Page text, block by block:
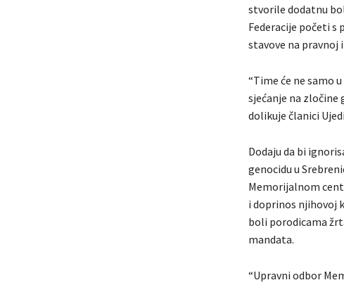
stvorile dodatnu
Federacije početi s
stavove na pravnoj
“Time će ne samo
sjećanje na zločine
dolikuje članici
Dodaju da bi
genocidu u
Memorijalnom
i doprinos njihovoj
boli porodicama
mandata.
“Upravni odbor